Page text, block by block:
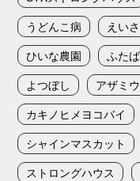
うどんこ病
えい
ひいな農園
ふた
よつぼし
アザミ
カキノヒメヨコバイ
シャインマスカット
ストロングハウス